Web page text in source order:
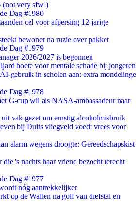
(not very sfw!)
Dag #1980
cel voor afpersing 12-jarige
bewoner na ruzie over pakket
Dag #1979
2026/2027 is begonnen
boete voor mentale schade bij jongeren
gebruik in scholen aan: extra mondelinge
Dag #1978
G-cup wil als NASA-ambassadeur naar
vak gezet om ernstig alcoholmisbruik
bij Duits vliegveld voedt vrees voor
alarm wegens droogte: Gereedschapskist
die 's nachts haar vriend bezocht terecht
Dag #1977
nóg aantrekkelijker
op de Wallen na golf van diefstal en